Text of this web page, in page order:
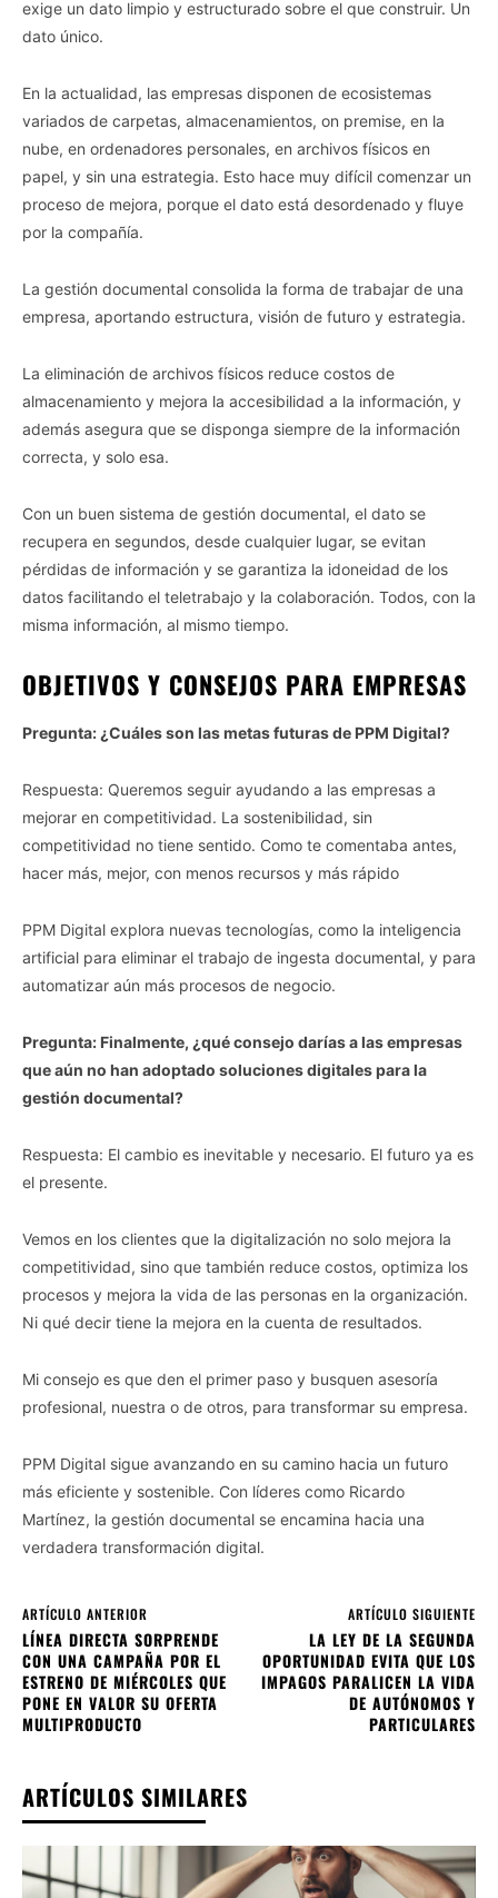
I want to opt-out of the Sharing of my
personal data.
I want to opt-out of the Sale of my
Personal Data.
I want to opt-out of processing my
Opted In
Personal Data that Is Unrelated with the
Purposes for which it was collected.
Opted Out
CONFIRM
exige un dato limpio y estructurado sobre el que construir. Un
dato único.
En la actualidad, las empresas disponen de ecosistemas
variados de carpetas, almacenamientos, on premise, en la
nube, en ordenadores personales, en archivos físicos en
papel, y sin una estrategia. Esto hace muy difícil comenzar un
proceso de mejora, porque el dato está desordenado y fluye
por la compañía.
La gestión documental consolida la forma de trabajar de una
empresa, aportando estructura, visión de futuro y estrategia.
La eliminación de archivos físicos reduce costos de
almacenamiento y mejora la accesibilidad a la información, y
además asegura que se disponga siempre de la información
correcta, y solo esa.
Con un buen sistema de gestión documental, el dato se
recupera en segundos, desde cualquier lugar, se evitan
pérdidas de información y se garantiza la idoneidad de los
datos facilitando el teletrabajo y la colaboración. Todos, con la
misma información, al mismo tiempo.
OBJETIVOS Y CONSEJOS PARA EMPRESAS
Pregunta: ¿Cuáles son las metas futuras de PPM Digital?
Respuesta: Queremos seguir ayudando a las empresas a
mejorar en competitividad. La sostenibilidad, sin
competitividad no tiene sentido. Como te comentaba antes,
hacer más, mejor, con menos recursos y más rápido
PPM Digital explora nuevas tecnologías, como la inteligencia
artificial para eliminar el trabajo de ingesta documental, y para
automatizar aún más procesos de negocio.
Pregunta: Finalmente, ¿qué consejo darías a las empresas
que aún no han adoptado soluciones digitales para la
gestión documental?
Respuesta: El cambio es inevitable y necesario. El futuro ya es
el presente.
Vemos en los clientes que la digitalización no solo mejora la
competitividad, sino que también reduce costos, optimiza los
procesos y mejora la vida de las personas en la organización.
Ni qué decir tiene la mejora en la cuenta de resultados.
Mi consejo es que den el primer paso y busquen asesoría
profesional, nuestra o de otros, para transformar su empresa.
PPM Digital sigue avanzando en su camino hacia un futuro
más eficiente y sostenible. Con líderes como Ricardo
Martínez, la gestión documental se encamina hacia una
verdadera transformación digital.
ARTÍCULO ANTERIOR
LÍNEA DIRECTA SORPRENDE
CON UNA CAMPAÑA POR EL
ESTRENO DE MIÉRCOLES QUE
PONE EN VALOR SU OFERTA
MULTIPRODUCTO
ARTÍCULO SIGUIENTE
LA LEY DE LA SEGUNDA
OPORTUNIDAD EVITA QUE LOS
IMPAGOS PARALICEN LA VIDA
DE AUTÓNOMOS Y
PARTICULARES
ARTÍCULOS SIMILARES